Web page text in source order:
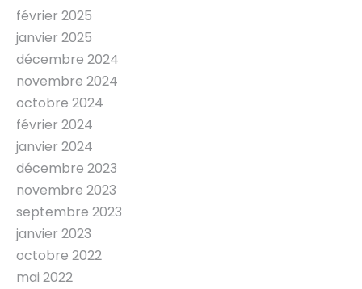
février 2025
janvier 2025
décembre 2024
novembre 2024
octobre 2024
février 2024
janvier 2024
décembre 2023
novembre 2023
septembre 2023
janvier 2023
octobre 2022
mai 2022